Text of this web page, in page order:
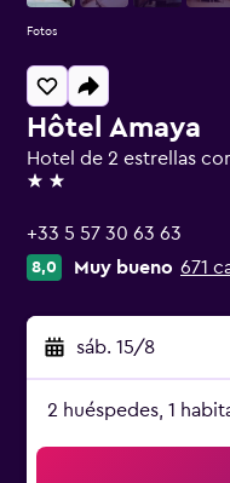
Hôtel Amaya
Hotel de 2 estrellas
2 estrellas
+33 5 57 30 63 63
8,0 Muy bueno 671
sáb. 15/8
2 huéspedes, 1
Fotos